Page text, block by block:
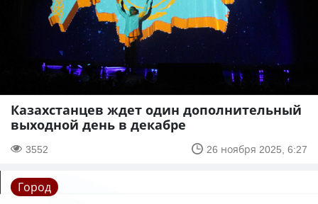
Казахстанцев ждет один дополнительный
выходной день в декабре
3552 26 ноября 2025, 6:27
Город